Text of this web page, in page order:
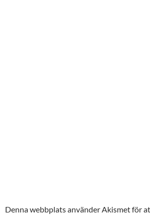
Denna webbplats använder Akismet för